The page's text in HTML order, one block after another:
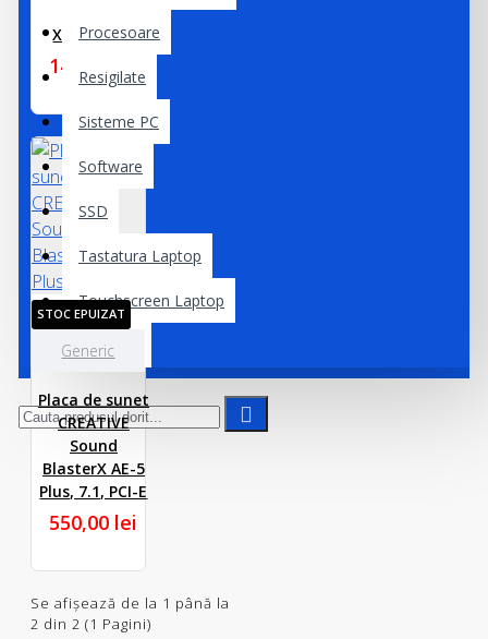
Procesoare
Resigilate
Sisteme PC
Software
SSD
Tastatura Laptop
Touchscreen Laptop
Webcam
XONAR_DG
145,00 lei
STOC EPUIZAT
Generic
Placa de sunet
CREATIVE
Sound
BlasterX AE-5
Plus, 7.1, PCI-E
550,00 lei
Se afişează de la 1 până la
2 din 2 (1 Pagini)